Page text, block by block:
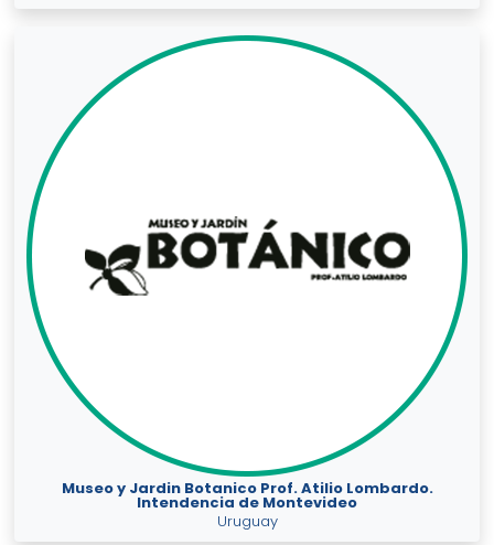
Museo y Jardin Botanico Prof. Atilio Lombardo.
Intendencia de Montevideo
Uruguay